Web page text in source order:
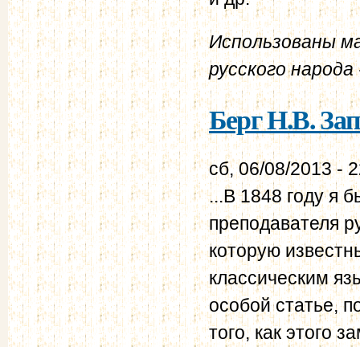
Использованы
русского
Берг Н.В.
сб, 06/08/2013 -
...В 1848 году я
преподавателя
которую
классическим
особой статье,
того, как этого